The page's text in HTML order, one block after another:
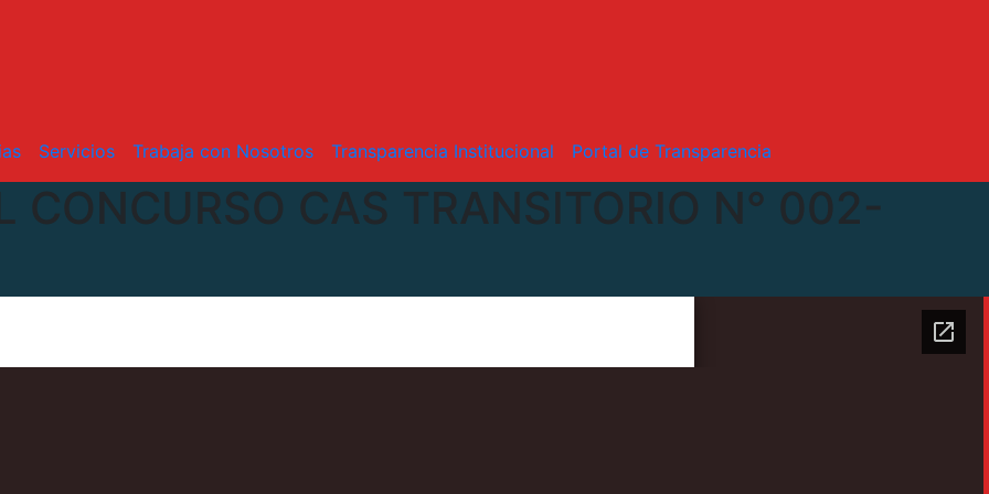
Servicios Trabaja con Nosotros Transparencia Institucional Portal de Transparencia
CONCURSO CAS TRANSITORIO N° 002-